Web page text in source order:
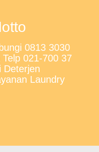
0813 3030
021-700 37
Deterjen
Laundry